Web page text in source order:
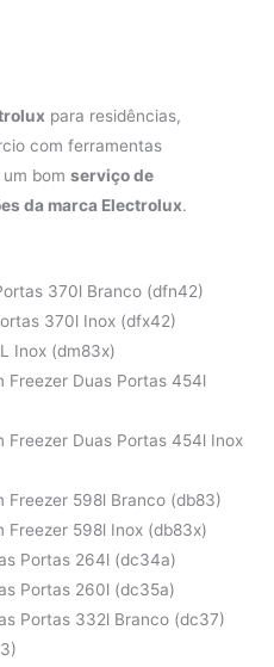
para residências,
com ferramentas
um bomserviço de
da marca Electrolux.
370l Branco (dfn42)
370l Inox (dfx42)
Inox (dm83x)
Freezer Duas Portas 454l
Freezer Duas Portas 454l Inox
Freezer 598l Branco (db83)
Freezer 598l Inox (db83x)
Portas 264l (dc34a)
Portas 260l (dc35a)
Portas 332l Branco (dc37)